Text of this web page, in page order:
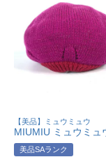
【美品】ミュウミュウ
美品SAランク